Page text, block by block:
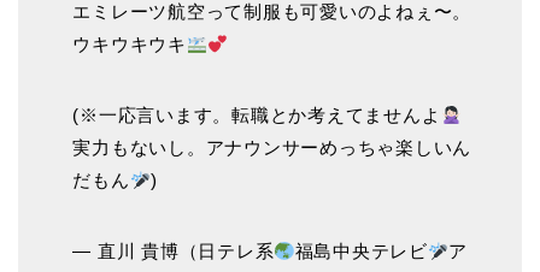
エミレーツ航空って制服も可愛いのよねぇ〜。
ウキウキウキ
(※一応言います。転職とか考えてませんよ
実力もないし。アナウンサーめっちゃ楽しいん
だもん
)
— 直川 貴博（日テレ系 福島中央テレビ
ア